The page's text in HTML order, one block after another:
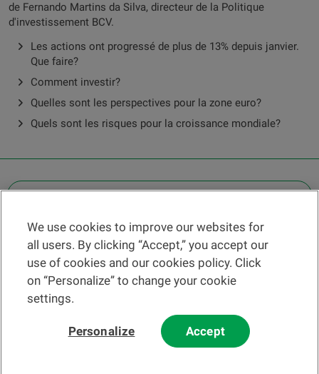
de Fernando Martins da Silva, directeur de la Politique
d'investissement BCV.
Les actions ont progressé de plus de 13% depuis janvier.
Que faire?
Comment investir?
Quelles sont les perspectives pour la zone euro?
Quels sont les risques pour la croissance mondiale?
Find a branch
Help and contact
News
We use cookies to improve our websites for
all users. By clicking “Accept,” you accept our
use of cookies and our cookies policy. Click
on “Personalize” to change your cookie
settings.
Personalize Accept